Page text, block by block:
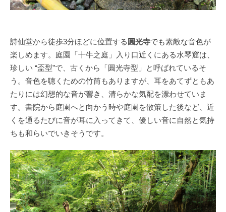
詩仙堂から徒歩3分ほどに位置する 圓光寺でも素敵な音色が
楽しめます。庭園「十牛之庭」入り口近くにある水琴窟は、
珍しい “盃型”で、古くから「圓光寺型」と呼ばれているそ
う。音色を聴くための竹筒もありますが、耳をあてずともあ
たりには幻想的な音が響き、清らかな気配を漂わせていま
す。書院から庭園へと向かう時や庭園を散策した後など、近
くを通るたびに音が耳に入ってきて、優しい音に自然と気持
ちも和らいでいきそうです。